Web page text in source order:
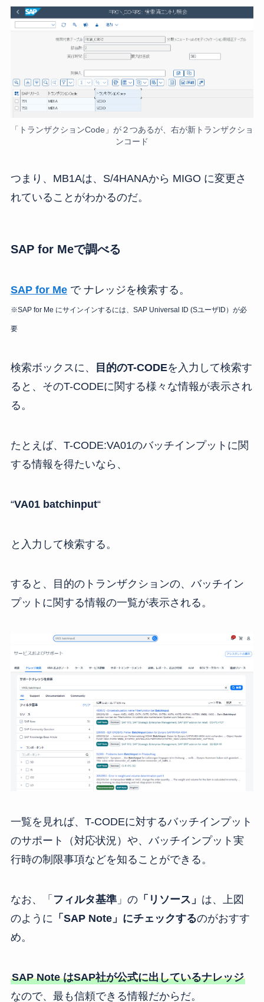
「トランザクションCode」が２つあるが、右が新トランザクショ
ンコード
つまり、MB1Aは、S/4HANAから MIGO に変更さ
れていることがわかるのだ。
SAP for Meで調べる
SAP for Meで ナレッジを検索する。
※SAP for Me にサインインするには、SAP Universal ID (SユーザID）が必
要
検索ボックスに、 目的のT-CODEを入力して検索す
ると、そのT-CODEに関する様々な情報が表示され
る。
たとえば、T-CODE:VA01のバッチインプットに関
する情報を得たいなら、
“VA01 batchinput“
と入力して検索する。
すると、目的のトランザクションの、バッチイン
プットに関する情報の一覧が表示される。
一覧を見れば、T-CODEに対するバッチインプット
のサポート（対応状況）や、バッチインプット実
行時の制限事項などを知ることができる。
なお、「 フィルタ基準」の「リソース」 は、上図
のように 「SAP Note」にチェックするのがおすす
め。
SAP Note はSAP社が公式に出しているナレッジ
なので、最も信頼できる情報だからだ。